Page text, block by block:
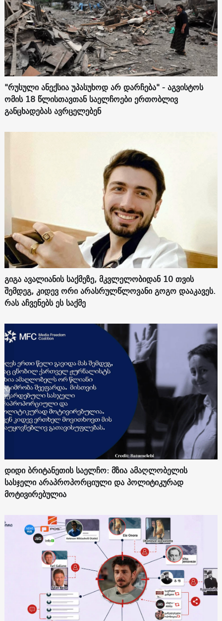
"რუსული ანექსია უპასუხოდ არ დარჩება" - აგვისტოს
ომის 18 წლისთავთან საელჩოები ერთობლივ
განცხადებას ავრცელებენ
გიგა ავალიანის საქმეზე, მკვლელობიდან 10 თვის
შემდეგ, კიდევ ორი არასრულწლოვანი გოგო დააკავეს.
რას აჩვენებს ეს საქმე
დიდი ბრიტანეთის საელჩო: მზია ამაღლობელის
სასჯელი არაპროპორციული და პოლიტიკურად
მოტივირებულია